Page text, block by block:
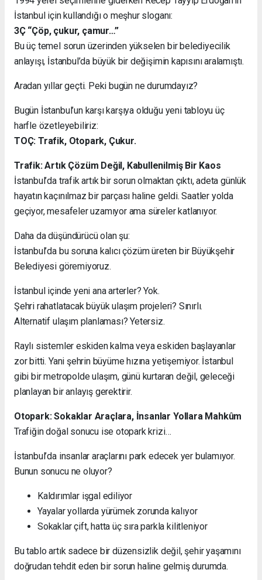
İstanbul için kullandığı o meşhur sloganı:
3Ç “Çöp, çukur, çamur…”
Bu üç temel sorun üzerinden yükselen bir belediyecilik
anlayışı, İstanbul’da büyük bir değişimin kapısını aralamıştı.
Aradan yıllar geçti. Peki bugün ne durumdayız?
Bugün İstanbul’un karşı karşıya olduğu yeni tabloyu üç
harfle özetleyebiliriz:
TOÇ: Trafik, Otopark, Çukur.
Trafik: Artık Çözüm Değil, Kabullenilmiş Bir Kaos
İstanbul’da trafik artık bir sorun olmaktan çıktı, adeta günlük
hayatın kaçınılmaz bir parçası haline geldi. Saatler yolda
geçiyor, mesafeler uzamıyor ama süreler katlanıyor.
Daha da düşündürücü olan şu:
İstanbul’da bu soruna kalıcı çözüm üreten bir Büyükşehir
Belediyesi göremiyoruz.
İstanbul içinde yeni ana arterler? Yok.
Şehri rahatlatacak büyük ulaşım projeleri? Sınırlı.
Alternatif ulaşım planlaması? Yetersiz.
Raylı sistemler eskiden kalma veya eskiden başlayanlar
zor bitti. Yani şehrin büyüme hızına yetişemiyor. İstanbul
gibi bir metropolde ulaşım, günü kurtaran değil, geleceği
planlayan bir anlayış gerektirir.
Otopark: Sokaklar Araçlara, İnsanlar Yollara Mahkûm
Trafiğin doğal sonucu ise otopark krizi…
İstanbul’da insanlar araçlarını park edecek yer bulamıyor.
Bunun sonucu ne oluyor?
Kaldırımlar işgal ediliyor
Yayalar yollarda yürümek zorunda kalıyor
Sokaklar çift, hatta üç sıra parkla kilitleniyor
Bu tablo artık sadece bir düzensizlik değil, şehir yaşamını
doğrudan tehdit eden bir sorun haline gelmiş durumda.